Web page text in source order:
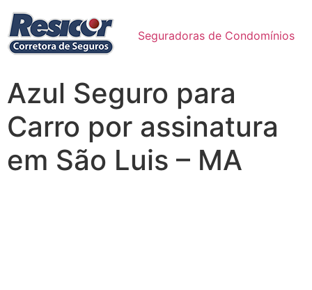
Seguradoras de Condomínios
Azul Seguro para
Carro por assinatura
em São Luis – MA